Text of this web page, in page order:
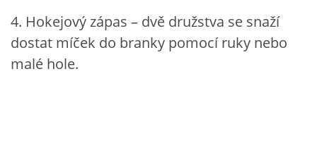
4. Hokejový zápas – dvě družstva se snaží
dostat míček do branky pomocí ruky nebo
malé hole.